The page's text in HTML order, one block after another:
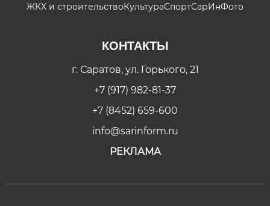
ЖКХ и строительствоКультураСпортСарИнФото
КОНТАКТЫ
г. Саратов, ул. Горького, 21
+7 (917) 982-81-37
+7 (8452) 659-600
info@sarinform.ru
РЕКЛАМА